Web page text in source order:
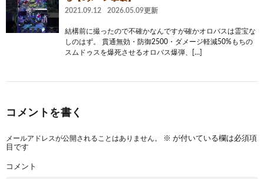
2021.09.12 2026.05.09更新
結構前に撮ったので不確かなんですが確かオロバスは霊宝な
しのはず。 貫通無効・防御2500・ダメージ軽減50%もちの
スムドゥスを爆死させるオロバス爆弾、[…]
コメントを書く
メールアドレスが公開されることはありません。 ※ が付いている欄は必須項
目です
コメント